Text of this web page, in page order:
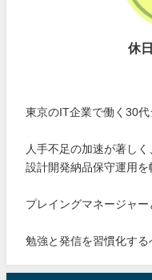
休
東京のIT企業で働く30代
人手不足の加速が著し
設計開発納品保守運用を
プレイングマネージャー
勉強と発信を習慣化する